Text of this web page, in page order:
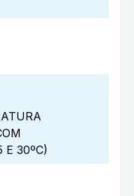
E 30ºC)